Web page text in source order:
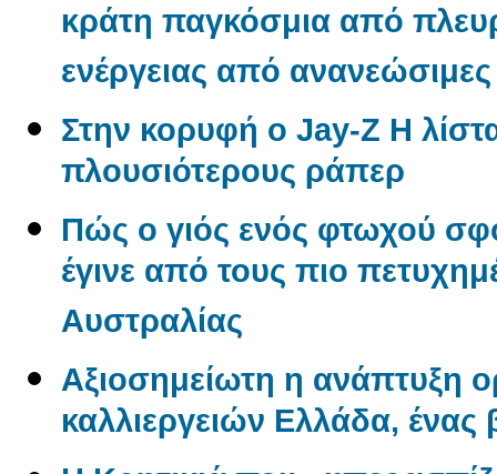
κράτη παγκόσμια από
ενέργειας από
Στην κορυφή ο Jay-Z Η
πλουσιότερους ράπερ
Πώς ο γιός ενός φτωχού
έγινε από τους πιο
Αυστραλίας
Αξιοσημείωτη η ανάπτυξη
καλλιεργειών Ελλάδα, ένας